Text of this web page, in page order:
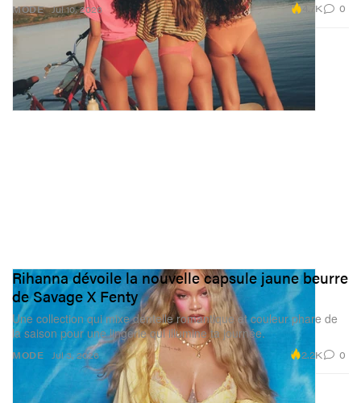
MODE Jul 10, 2026 4.7K 0
MODE
Rihanna dévoile la nouvelle capsule jaune beurre
de Savage X Fenty
Une collection qui mixe dentelle romantique et couleur phare de
la saison pour une lingerie qui illumine ta journée.
Jul 3, 2026 2.2K 0